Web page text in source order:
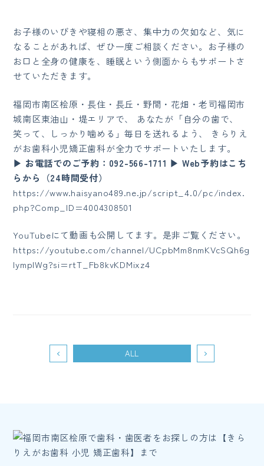
お子様のいびきや寝相の悪さ、集中力の欠如など、気に
なることがあれば、ぜひ一度ご相談ください。お子様の
お口と全身の健康を、睡眠という側面からもサポートさ
せていただきます。
福岡市南区桧原・長住・長丘・野間・花畑・老司福岡市
城南区東油山・堤エリアで、 あなたが「自分の歯で、
笑って、しっかり噛める」毎日を送れるよう、 きらりえ
がお歯科小児矯正歯科が全力でサポートいたします。
▶ お電話でのご予約：092-566-1711 ▶ Web予約はこち
らから（24時間受付）
https://www.haisyano489.ne.jp/script_4.0/pc/index.
php?Comp_ID=4004308501
YouTubeにて動画も公開してます。是非ご覧ください。
https://youtube.com/channel/UCpbMm8nmKVcSQh6g
lympIWg?si=rtT_Fb8kvKDMixz4
ALL